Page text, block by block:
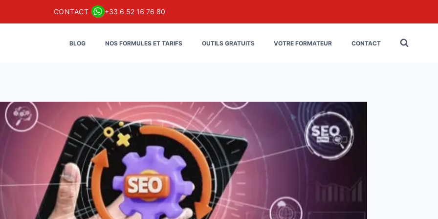
CONTACT +33 6 52 16 76 80
BLOG NOS FORMULES ET TARIFS OUTILS GRATUITS VOTRE FORMATEUR CONTACT